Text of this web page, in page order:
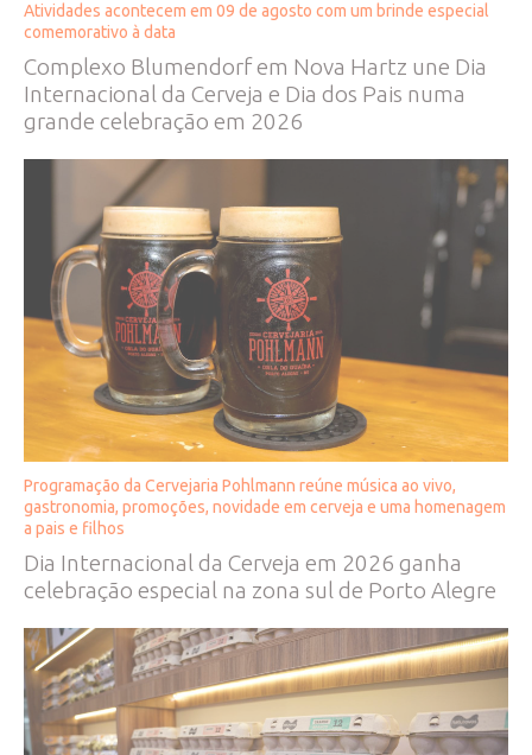
Atividades acontecem em 09 de agosto com um brinde especial
comemorativo à data
Complexo Blumendorf em Nova Hartz une Dia
Internacional da Cerveja e Dia dos Pais numa
grande celebração em 2026
Programação da Cervejaria Pohlmann reúne música ao vivo,
gastronomia, promoções, novidade em cerveja e uma homenagem
a pais e filhos
Dia Internacional da Cerveja em 2026 ganha
celebração especial na zona sul de Porto Alegre